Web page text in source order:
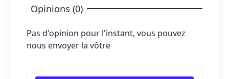
Opinions (0)
Pas d'opinion pour l'instant, vous pouvez
nous envoyer la vôtre